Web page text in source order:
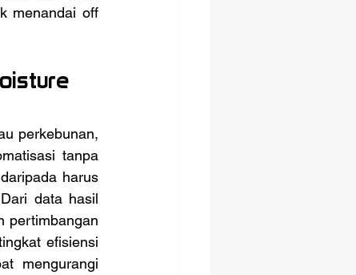
menandai off
tanpa
harus
data hasil
pertimbangan
efisiensi
mengurangi